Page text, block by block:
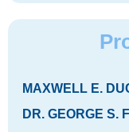
MAXWELL E.
DR. GEORGE S.